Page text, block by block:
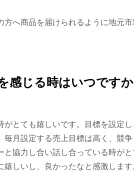
へ商品を届けられるように地元
感じる時はいつですか
とても嬉しいです。目標を設定
毎月設定する売上目標は高く、競
協力し合い話し合っている時が
しいし、良かったなと感激します